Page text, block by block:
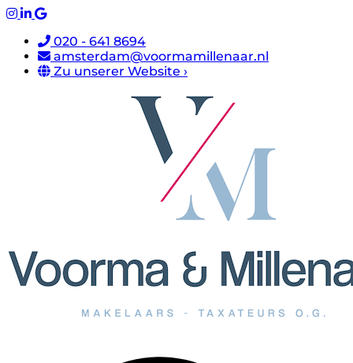
020 - 641 8694
amsterdam@voormamillenaar.nl
Zu unserer Website ›